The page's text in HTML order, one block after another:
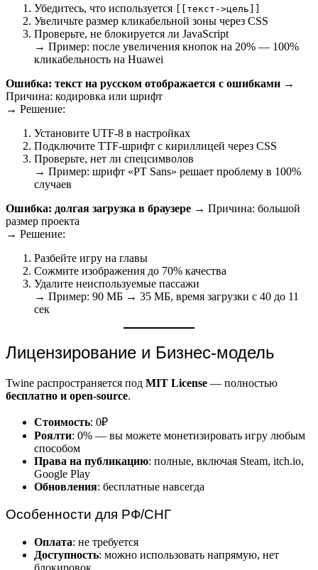
Убедитесь, что используется [[текст->цель]]
Увеличьте размер кликабельной зоны через CSS
Проверьте, не блокируется ли JavaScript
→ Пример: после увеличения кнопок на 20% — 100%
кликабельность на Huawei
Ошибка: текст на русском отображается с ошибками →
Причина: кодировка или шрифт
→ Решение:
Установите UTF-8 в настройках
Подключите TTF-шрифт с кириллицей через CSS
Проверьте, нет ли спецсимволов
→ Пример: шрифт «PT Sans» решает проблему в 100%
случаев
Ошибка: долгая загрузка в браузере → Причина: большой
размер проекта
→ Решение:
Разбейте игру на главы
Сожмите изображения до 70% качества
Удалите неиспользуемые пассажи
→ Пример: 90 МБ → 35 МБ, время загрузки с 40 до 11
сек
Лицензирование и Бизнес-модель
Twine распространяется под MIT License — полностью
бесплатно и open-source.
Стоимость: 0₽
Роялти: 0% — вы можете монетизировать игру любым
способом
Права на публикацию: полные, включая Steam, itch.io,
Google Play
Обновления: бесплатные навсегда
Особенности для РФ/СНГ
Оплата: не требуется
Доступность: можно использовать напрямую, нет
блокировок